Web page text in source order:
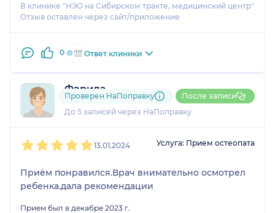
В клинике "НЭО на Сибирском тракте, медицинский центр"
Отзыв оставлен через сайт/приложение
0 Ответ клиники
Фарида
1 отзыв
До 5 записей через НаПоправку
Проверен НаПоправку После записи
13.01.2024 Услуга: Прием остеопата
Приём понравился.Врач внимательно осмотрел
ребенка.дала рекомендации
Прием был в декабре 2023 г.